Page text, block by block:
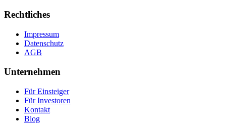
Rechtliches
Impressum
Datenschutz
AGB
Unternehmen
Für Einsteiger
Für Investoren
Kontakt
Blog